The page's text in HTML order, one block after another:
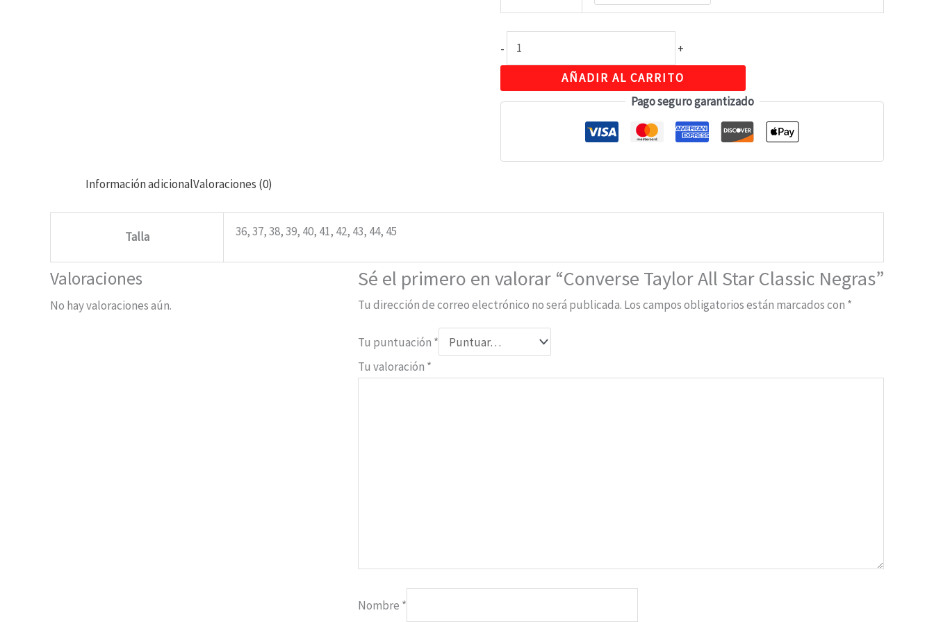
-
+
AÑADIR AL CARRITO
Pago seguro garantizado
Información adicionalValoraciones (0)
Talla 36, 37, 38, 39, 40, 41, 42, 43, 44, 45
Valoraciones
No hay valoraciones aún.
Sé el primero en valorar “Converse Taylor All Star Classic Negras”
Tu dirección de correo electrónico no será publicada. Los campos obligatorios están marcados con *
Tu puntuación *
Tu valoración *
Nombre *